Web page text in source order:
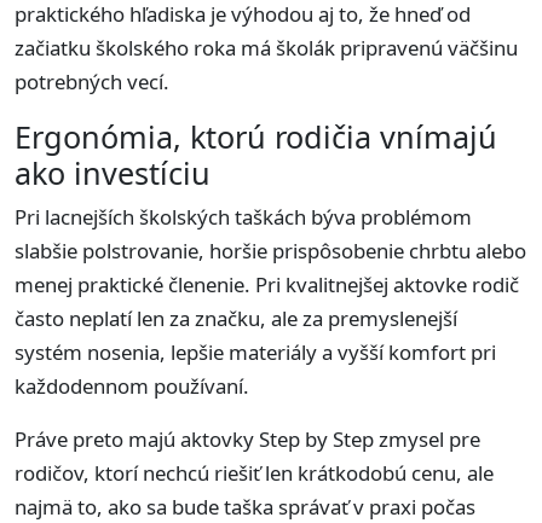
praktického hľadiska je výhodou aj to, že hneď od
začiatku školského roka má školák pripravenú väčšinu
potrebných vecí.
Ergonómia, ktorú rodičia vnímajú
ako investíciu
Pri lacnejších školských taškách býva problémom
slabšie polstrovanie, horšie prispôsobenie chrbtu alebo
menej praktické členenie. Pri kvalitnejšej aktovke rodič
často neplatí len za značku, ale za premyslenejší
systém nosenia, lepšie materiály a vyšší komfort pri
každodennom používaní.
Práve preto majú aktovky Step by Step zmysel pre
rodičov, ktorí nechcú riešiť len krátkodobú cenu, ale
najmä to, ako sa bude taška správať v praxi počas